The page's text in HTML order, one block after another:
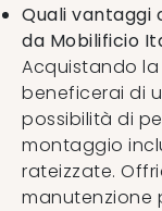
Quali vantaggi
da Mobilificio
Acquistando
beneficerai di
possibilità di
montaggio
rateizzate.
manutenzione